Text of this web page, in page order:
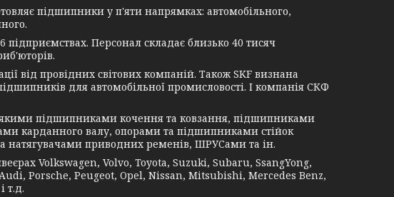
підшипники у п'яти напрямках: автомобільного,
Персонал складає близько 40 тисяч
від провідних світових компаній. Також SKF визнана
для автомобільної промисловості. І компанія СКФ
підшипниками кочення та ковзання, підшипниками
карданного валу, опорами та підшипниками стійок
приводних ременів, ШРУСами та ін.
Volkswagen, Volvo, Toyota, Suzuki, Subaru, SsangYong,
Porsche, Peugeot, Opel, Nissan, Mitsubishi, Mercedes Benz,
т.д.